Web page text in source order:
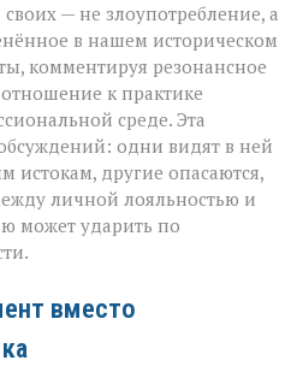
не
только
но
и
пропуск?» — о
новом
взгляде
на
кумовство
— не злоупотребление, а
в нашем историческом
комментируя резонансное
к практике
среде. Эта
одни видят в ней
истокам, другие опасаются,
личной лояльностью и
может ударить по
вместо